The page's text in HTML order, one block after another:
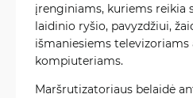
įrenginiams, kuriems reikia
laidinio ryšio, pavyzdžiui,
išmaniesiems
kompiuteriams.
Maršrutizatoriaus belaidė